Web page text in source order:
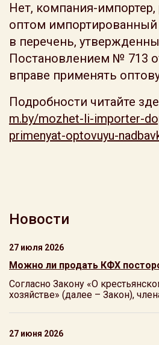
Нет, компания-
оптом
в перечень,
Постановлением № 713
вправе применять
Подробности читайте
m.by/mozhet-li-importer-
primenyat-optovuyu-
Новости
27 июля 2026
Можно ли продать КФХ
Согласно Закону «О
хозяйстве» (далее – Закон),
27 июня 2026